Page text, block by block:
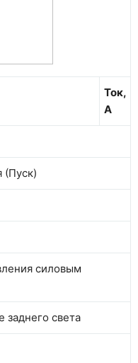
Ток,
А
(Пуск)
силовым
заднего света